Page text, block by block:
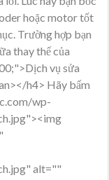
hoặc motor tốt
Trường hợp bạn
thay thế của
vụ sửa
h4> Hãy bấm
wp-
alt=""